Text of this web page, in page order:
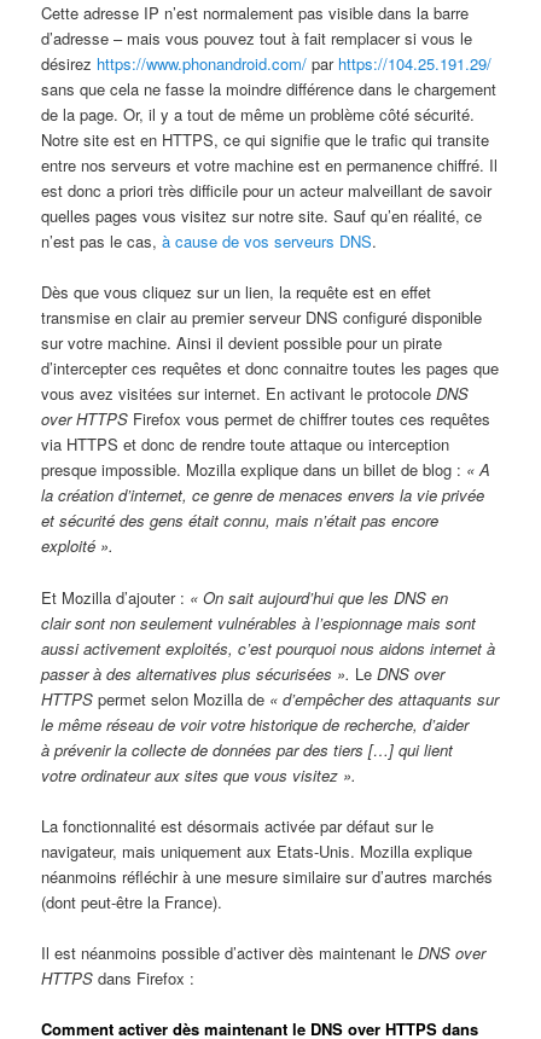
Cette adresse IP n’est normalement pas visible dans la barre
d’adresse – mais vous pouvez tout à fait remplacer si vous le
désirez https://www.phonandroid.com/ par https://104.25.191.29/
sans que cela ne fasse la moindre différence dans le chargement
de la page. Or, il y a tout de même un problème côté sécurité.
Notre site est en HTTPS, ce qui signifie que le trafic qui transite
entre nos serveurs et votre machine est en permanence chiffré. Il
est donc a priori très difficile pour un acteur malveillant de savoir
quelles pages vous visitez sur notre site. Sauf qu’en réalité, ce
n’est pas le cas,à cause de vos serveurs DNS.
Dès que vous cliquez sur un lien, la requête est en effet
transmise en clair au premier serveur DNS configuré disponible
sur votre machine. Ainsi il devient possible pour un pirate
d’intercepter ces requêtes et donc connaitre toutes les pages que
vous avez visitées sur internet. En activant le protocoleDNS
over HTTPS Firefox vous permet de chiffrer toutes ces requêtes
via HTTPS et donc de rendre toute attaque ou interception
presque impossible. Mozilla explique dans un billet de blog : « A
la création d’internet, ce genre de menaces envers la vie privée
et sécurité des gens était connu, mais n’était pas encore
exploité ».
Et Mozilla d’ajouter : « On sait aujourd’hui que les DNS en
clair sont non seulement vulnérables à l’espionnage mais sont
aussi activement exploités, c’est pourquoi nous aidons internet à
passer à des alternatives plus sécurisées ». LeDNS over
HTTPS permet selon Mozilla de « d’empêcher des attaquants sur
le même réseau de voir votre historique de recherche, d’aider
à prévenir la collecte de données par des tiers […] qui lient
votre ordinateur aux sites que vous visitez ».
La fonctionnalité est désormais activée par défaut sur le
navigateur, mais uniquement aux Etats-Unis. Mozilla explique
néanmoins réfléchir à une mesure similaire sur d’autres marchés
(dont peut-être la France).
Il est néanmoins possible d’activer dès maintenant leDNS over
HTTPS dans Firefox :
Comment activer dès maintenant le DNS over HTTPS dans